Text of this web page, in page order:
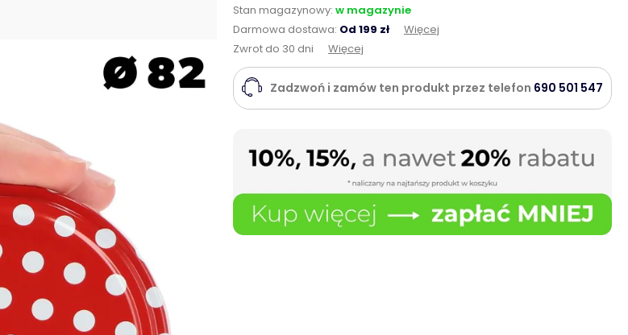
Stan magazynowy: w magazynie
Darmowa dostawa: Od 199 zł
Więcej
Zwrot do 30 dni
Więcej
Zadzwoń i zamów ten produkt przez telefon 690 501 547